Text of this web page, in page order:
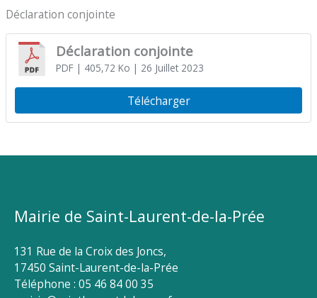
Déclaration conjointe
Déclaration conjointe
PDF| 405,72 Ko | 26 Juillet 2023
Télécharger
Mairie de Saint-Laurent-de-la-Prée
131 Rue de la Croix des Joncs,
17450 Saint-Laurent-de-la-Prée
Téléphone : 05 46 84 00 35